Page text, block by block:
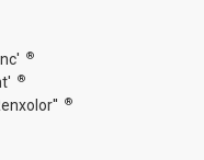
®
®
®